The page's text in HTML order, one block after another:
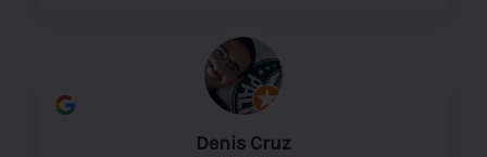
Denis Cruz